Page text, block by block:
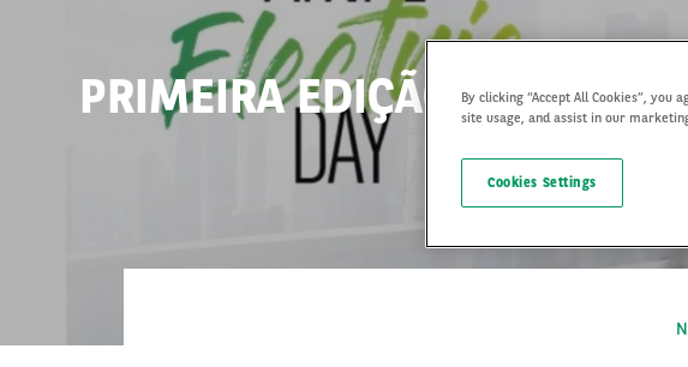
PRIMEIRA EDIÇÃO DOBy clicking “Accept All Cookies”,
site usage, and assist in our
Cookies Settings